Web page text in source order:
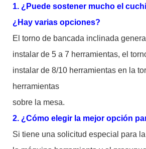
1. ¿Puede sostener mucho el
¿Hay varias opciones?
El torno de bancada inclinada
instalar de 5 a 7 herramientas, el
instalar de 8/10 herramientas en la
herramientas
sobre la mesa.
2. ¿Cómo elegir la mejor opción
Si tiene una solicitud especial para